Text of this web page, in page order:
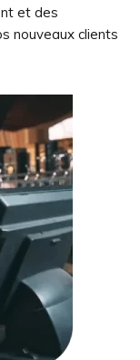
et des
nouveaux clients